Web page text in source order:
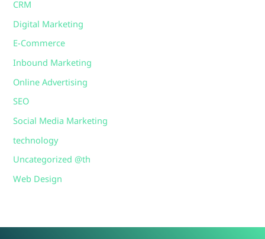
CRM
Digital Marketing
E-Commerce
Inbound Marketing
Online Advertising
SEO
Social Media Marketing
technology
Uncategorized @th
Web Design